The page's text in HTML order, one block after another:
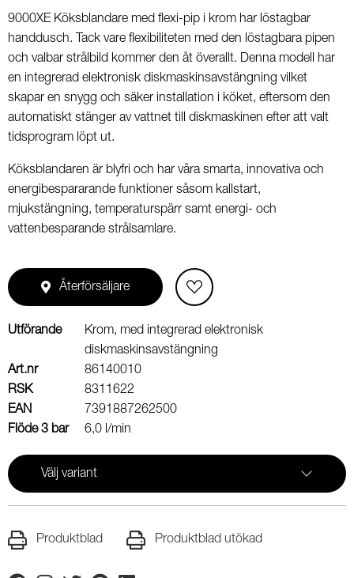
9000XE Köksblandare med flexi-pip i krom har löstagbar
handdusch. Tack vare flexibiliteten med den löstagbara pipen
och valbar strålbild kommer den åt överallt. Denna modell har
en integrerad elektronisk diskmaskinsavstängning vilket
skapar en snygg och säker installation i köket, eftersom den
automatiskt stänger av vattnet till diskmaskinen efter att valt
tidsprogram löpt ut.
Köksblandaren är blyfri och har våra smarta, innovativa och
energibespararande funktioner såsom kallstart,
mjukstängning, temperaturspärr samt energi- och
vattenbesparande strålsamlare.
Återförsäljare
Utförande
Krom, med integrerad elektronisk
diskmaskinsavstängning
Art.nr
86140010
RSK
8311622
EAN
7391887262500
Flöde 3 bar
6,0 l/min
Välj variant
Produktblad Produktblad utökad